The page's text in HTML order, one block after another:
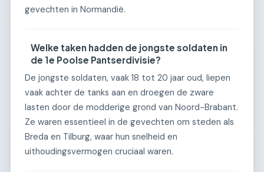
gevechten in Normandië.
Welke taken hadden de jongste soldaten in
de 1e Poolse Pantserdivisie?
De jongste soldaten, vaak 18 tot 20 jaar oud, liepen
vaak achter de tanks aan en droegen de zware
lasten door de modderige grond van Noord-Brabant.
Ze waren essentieel in de gevechten om steden als
Breda en Tilburg, waar hun snelheid en
uithoudingsvermogen cruciaal waren.